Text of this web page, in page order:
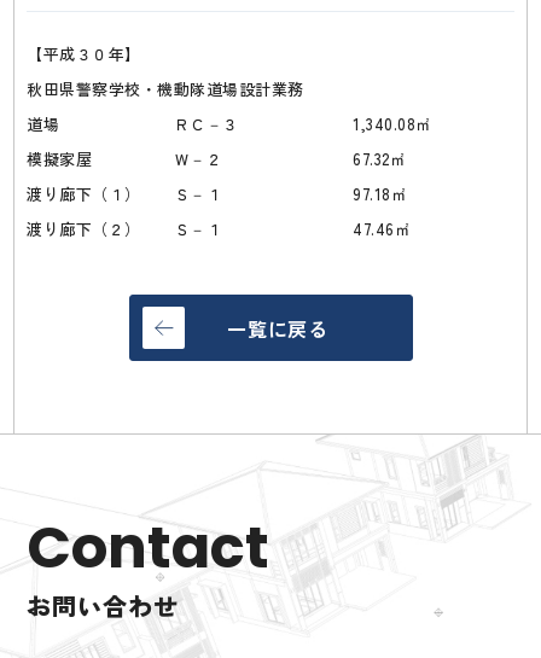
【平成３０年】
秋田県警察学校・機動隊道場設計業務
道場 ＲＣ－３ 1,340.08㎡
模擬家屋 Ｗ－２ 67.32㎡
渡り廊下（１） Ｓ－１ 97.18㎡
渡り廊下（２） Ｓ－１ 47.46㎡
一覧に戻る
Contact
お問い合わせ